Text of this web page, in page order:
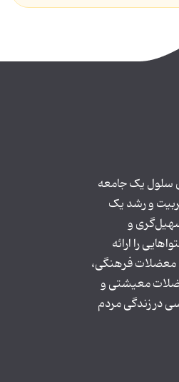
سلول یک جامعه
و رشد یک
و
را ارائه
معضلات فرهنگی،
معیشتی و
در زندگی مردم